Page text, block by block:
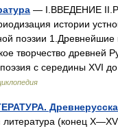
— I.ВВЕДЕНИЕ
истории
поэзии 1.Древнейшие
творчество древней
поэзия с середины XVI
литература (конец